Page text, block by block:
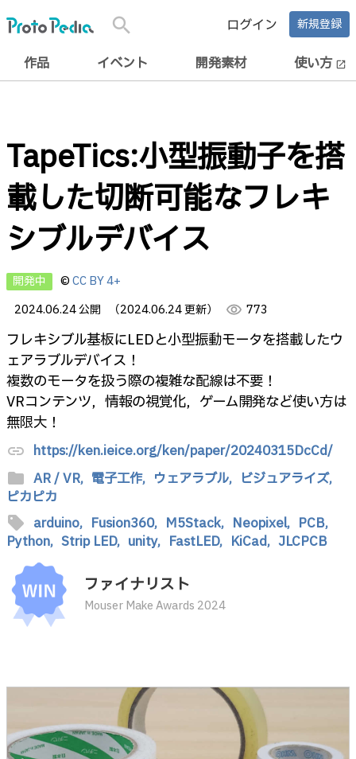
search ログイン 新規登録
作品 イベント 開発素材 使い方 open_in_new
TapeTics:小型振動子を搭
載した切断可能なフレキ
シブルデバイス
開発中 ©CC BY 4+
2024.06.24 公開
（2024.06.24 更新） visibility 773
フレキシブル基板にLEDと小型振動モータを搭載したウ
ェアラブルデバイス！
複数のモータを扱う際の複雑な配線は不要！
VRコンテンツ，情報の視覚化，ゲーム開発など使い方は
無限大！
link https://ken.ieice.org/ken/paper/20240315DcCd/
folder AR / VR, 電子工作, ウェアラブル, ビジュアライズ,
ピカピカ
sell arduino, Fusion360, M5Stack, Neopixel, PCB,
Python, Strip LED, unity, FastLED, KiCad, JLCPCB
ファイナリスト
Mouser Make Awards 2024